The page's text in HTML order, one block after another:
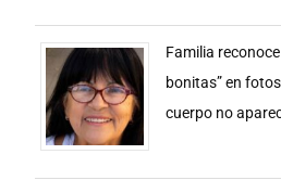
Familia
bonitas” en
cuerpo no